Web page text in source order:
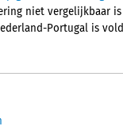
niet vergelijkbaar
Portugal is